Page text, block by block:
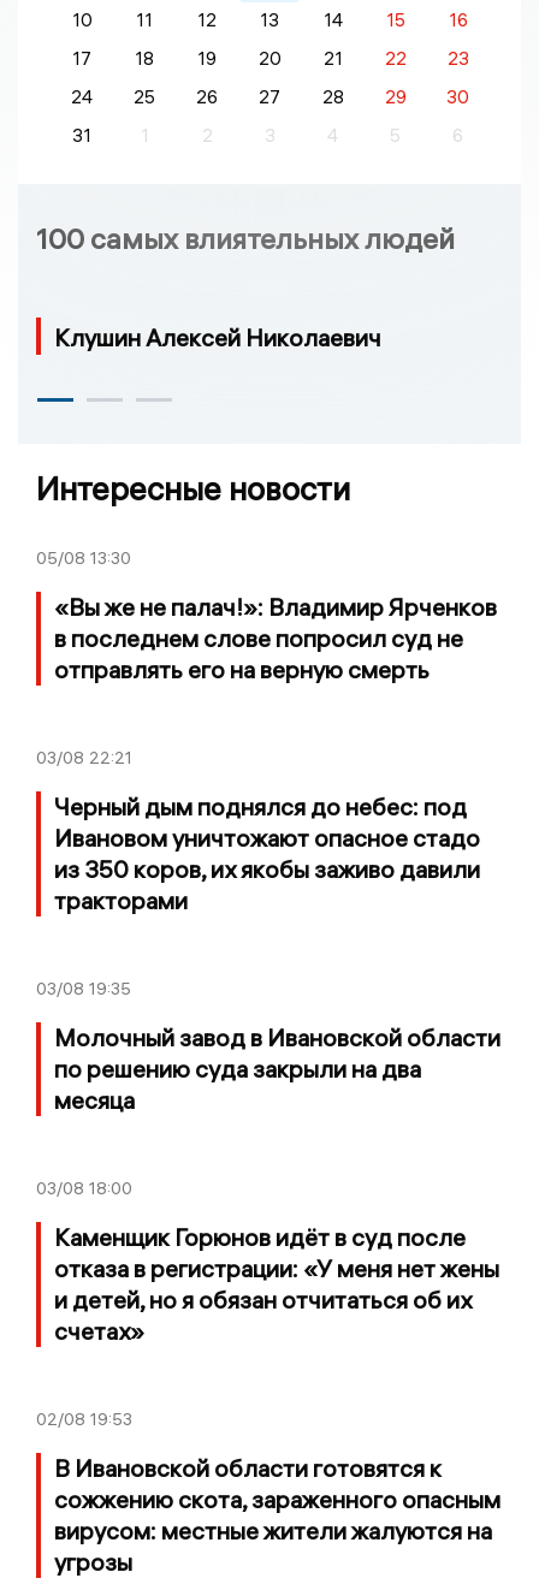
10
11 12 13 14 15
16
17
18 19 20 21 22
23
24
25 26 27 28 29
30
31
1 2 3 4 5 6
100 самых влиятельных людей
Клушин Алексей Николаевич
Интересные новости
05/08 13:30
«Вы же не палач!»: Владимир Ярченков
в последнем слове попросил суд не
отправлять его на верную смерть
03/08 22:21
Черный дым поднялся до небес: под
Ивановом уничтожают опасное стадо
из 350 коров, их якобы заживо давили
тракторами
03/08 19:35
Молочный завод в Ивановской области
по решению суда закрыли на два
месяца
03/08 18:00
Каменщик Горюнов идёт в суд после
отказа в регистрации: «У меня нет жены
и детей, но я обязан отчитаться об их
счетах»
02/08 19:53
В Ивановской области готовятся к
сожжению скота, зараженного опасным
вирусом: местные жители жалуются на
угрозы